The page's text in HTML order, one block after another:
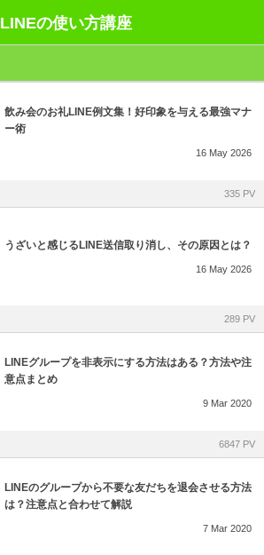
LINEの使い方講座
飲み会のお礼LINE例文集！好印象を与える最強マナ
ー術
16 May 2026
335 PV
うざいと感じるLINE送信取り消し、その原因とは？
16 May 2026
289 PV
LINEグループを非表示にする方法はある？方法や注
意点まとめ
9 Mar 2020
6847 PV
LINEのグループから不要な友だちを退会させる方法
は？注意点と合わせて解説
7 Mar 2020